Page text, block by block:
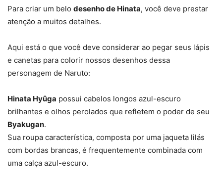
Para criar um belo desenho de Hinata, você deve prestar
atenção a muitos detalhes.
Aqui está o que você deve considerar ao pegar seus lápis
e canetas para colorir nossos desenhos dessa
personagem de Naruto:
Hinata Hyûga possui cabelos longos azul-escuro
brilhantes e olhos perolados que refletem o poder de seu
Byakugan.
Sua roupa característica, composta por uma jaqueta lilás
com bordas brancas, é frequentemente combinada com
uma calça azul-escuro.